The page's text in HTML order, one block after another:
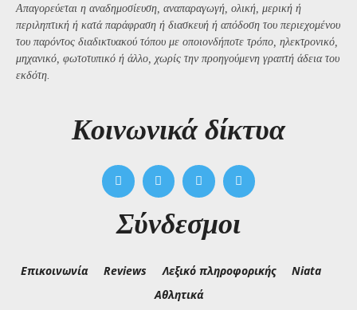
Απαγορεύεται η αναδημοσίευση, αναπαραγωγή, ολική, μερική ή
περιληπτική ή κατά παράφραση ή διασκευή ή απόδοση του περιεχομένου
του παρόντος διαδικτυακού τόπου με οποιονδήποτε τρόπο, ηλεκτρονικό,
μηχανικό, φωτοτυπικό ή άλλο, χωρίς την προηγούμενη γραπτή άδεια του
εκδότη.
Kοινωνικά δίκτυα
Σύνδεσμοι
Επικοινωνία Reviews Λεξικό πληροφορικής
Niata
Αθλητικά